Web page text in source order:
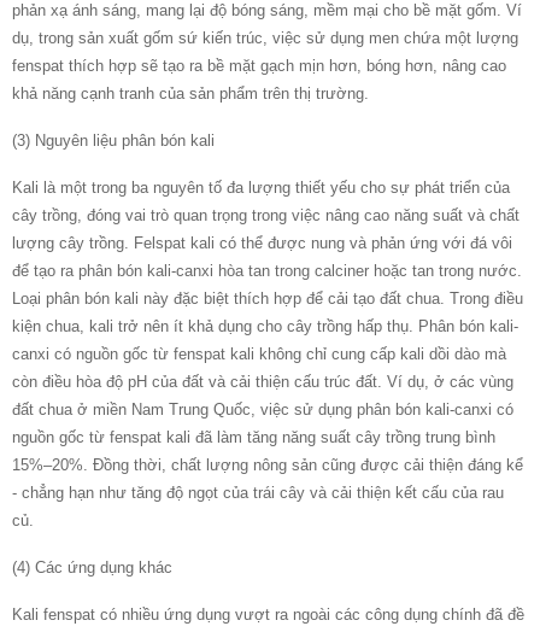
phản xạ ánh sáng, mang lại độ bóng sáng, mềm mại cho bề mặt gốm. Ví
dụ, trong sản xuất gốm sứ kiến ​​trúc, việc sử dụng men chứa một lượng
fenspat thích hợp sẽ tạo ra bề mặt gạch mịn hơn, bóng hơn, nâng cao
khả năng cạnh tranh của sản phẩm trên thị trường.
(3) Nguyên liệu phân bón kali
Kali là một trong ba nguyên tố đa lượng thiết yếu cho sự phát triển của
cây trồng, đóng vai trò quan trọng trong việc nâng cao năng suất và chất
lượng cây trồng. Felspat kali có thể được nung và phản ứng với đá vôi
để tạo ra phân bón kali-canxi hòa tan trong calciner hoặc tan trong nước.
Loại phân bón kali này đặc biệt thích hợp để cải tạo đất chua. Trong điều
kiện chua, kali trở nên ít khả dụng cho cây trồng hấp thụ. Phân bón kali-
canxi có nguồn gốc từ fenspat kali không chỉ cung cấp kali dồi dào mà
còn điều hòa độ pH của đất và cải thiện cấu trúc đất. Ví dụ, ở các vùng
đất chua ở miền Nam Trung Quốc, việc sử dụng phân bón kali-canxi có
nguồn gốc từ fenspat kali đã làm tăng năng suất cây trồng trung bình
15%–20%. Đồng thời, chất lượng nông sản cũng được cải thiện đáng kể
- chẳng hạn như tăng độ ngọt của trái cây và cải thiện kết cấu của rau
củ.
(4) Các ứng dụng khác
Kali fenspat có nhiều ứng dụng vượt ra ngoài các công dụng chính đã đề